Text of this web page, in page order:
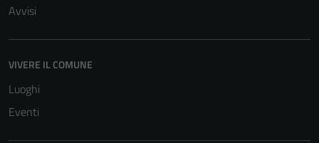
Avvisi
VIVERE IL COMUNE
Luoghi
Eventi